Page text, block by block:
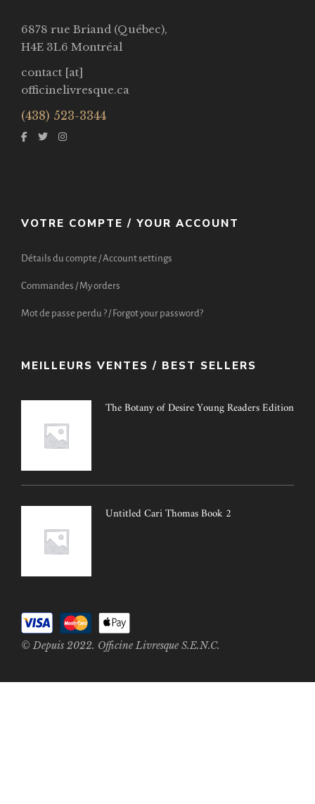
6878 rue Briand (Québec),
H4E 3L6 Montréal
contact [at]
officinelivresque.ca
(438) 523-3344
VOTRE COMPTE / YOUR ACCOUNT
Détails du compte / Account settings
Commandes / My orders
Mot de passe perdu ? / Forgot your password?
MEILLEURS VENTES / BEST SELLERS
The Botany of Desire Young Readers Edition
Untitled Cari Thomas Book 2
© Depuis 2022. Officine Livresque S.E.N.C.